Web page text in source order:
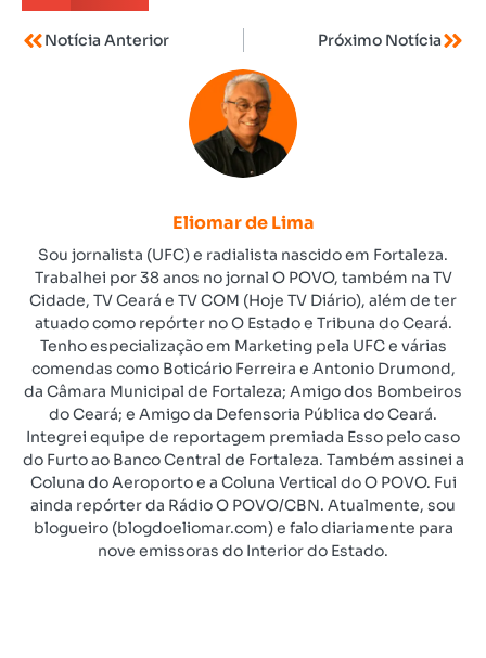
Notícia Anterior Próximo Notícia
Eliomar de Lima
Sou jornalista (UFC) e radialista nascido em Fortaleza.
Trabalhei por 38 anos no jornal O POVO, também na TV
Cidade, TV Ceará e TV COM (Hoje TV Diário), além de ter
atuado como repórter no O Estado e Tribuna do Ceará.
Tenho especialização em Marketing pela UFC e várias
comendas como Boticário Ferreira e Antonio Drumond,
da Câmara Municipal de Fortaleza; Amigo dos Bombeiros
do Ceará; e Amigo da Defensoria Pública do Ceará.
Integrei equipe de reportagem premiada Esso pelo caso
do Furto ao Banco Central de Fortaleza. Também assinei a
Coluna do Aeroporto e a Coluna Vertical do O POVO. Fui
ainda repórter da Rádio O POVO/CBN. Atualmente, sou
blogueiro (blogdoeliomar.com) e falo diariamente para
nove emissoras do Interior do Estado.